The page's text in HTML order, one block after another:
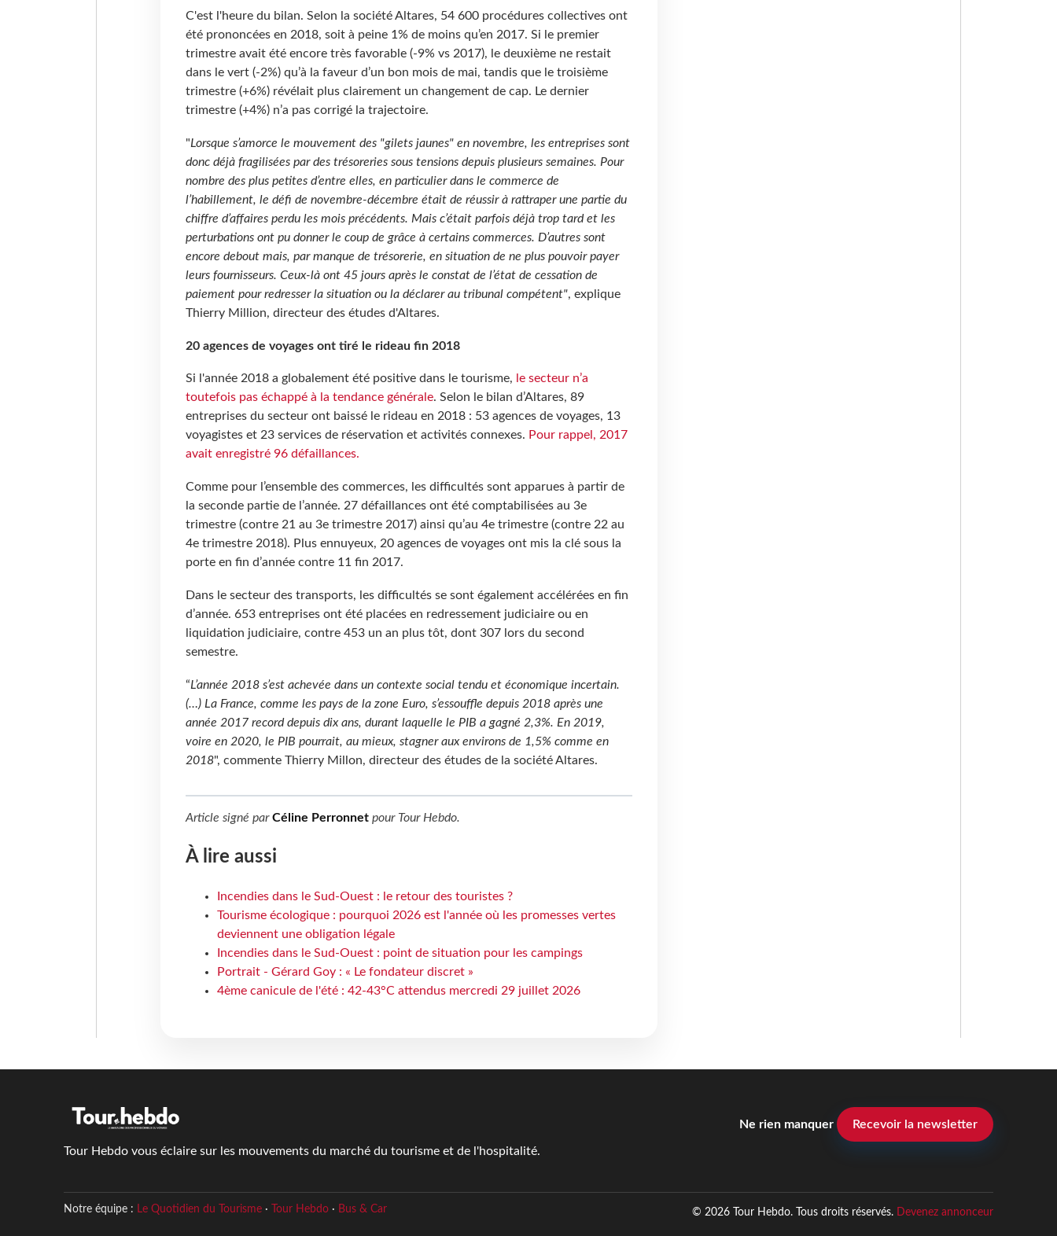
C'est l'heure du bilan. Selon la société Altares, 54 600 procédures collectives ont
été prononcées en 2018, soit à peine 1% de moins qu’en 2017. Si le premier
trimestre avait été encore très favorable (-9% vs 2017), le deuxième ne restait
dans le vert (-2%) qu’à la faveur d’un bon mois de mai, tandis que le troisième
trimestre (+6%) révélait plus clairement un changement de cap. Le dernier
trimestre (+4%) n’a pas corrigé la trajectoire.
"Lorsque s’amorce le mouvement des "gilets jaunes" en novembre, les entreprises sont
donc déjà fragilisées par des trésoreries sous tensions depuis plusieurs semaines. Pour
nombre des plus petites d’entre elles, en particulier dans le commerce de
l’habillement, le défi de novembre-décembre était de réussir à rattraper une partie du
chiffre d’affaires perdu les mois précédents. Mais c’était parfois déjà trop tard et les
perturbations ont pu donner le coup de grâce à certains commerces. D’autres sont
encore debout mais, par manque de trésorerie, en situation de ne plus pouvoir payer
leurs fournisseurs. Ceux-là ont 45 jours après le constat de l’état de cessation de
paiement pour redresser la situation ou la déclarer au tribunal compétent", explique
Thierry Million, directeur des études d'Altares.
20 agences de voyages ont tiré le rideau fin 2018
Si l'année 2018 a globalement été positive dans le tourisme, le secteur n’a
toutefois pas échappé à la tendance générale. Selon le bilan d’Altares, 89
entreprises du secteur ont baissé le rideau en 2018 : 53 agences de voyages, 13
voyagistes et 23 services de réservation et activités connexes. Pour rappel, 2017
avait enregistré 96 défaillances.
Comme pour l’ensemble des commerces, les difficultés sont apparues à partir de
la seconde partie de l’année. 27 défaillances ont été comptabilisées au 3e
trimestre (contre 21 au 3e trimestre 2017) ainsi qu’au 4e trimestre (contre 22 au
4e trimestre 2018). Plus ennuyeux, 20 agences de voyages ont mis la clé sous la
porte en fin d’année contre 11 fin 2017.
Dans le secteur des transports, les difficultés se sont également accélérées en fin
d’année. 653 entreprises ont été placées en redressement judiciaire ou en
liquidation judiciaire, contre 453 un an plus tôt, dont 307 lors du second
semestre.
“L’année 2018 s’est achevée dans un contexte social tendu et économique incertain.
(…) La France, comme les pays de la zone Euro, s’essouffle depuis 2018 après une
année 2017 record depuis dix ans, durant laquelle le PIB a gagné 2,3%. En 2019,
voire en 2020, le PIB pourrait, au mieux, stagner aux environs de 1,5% comme en
2018", commente Thierry Millon, directeur des études de la société Altares.
Article signé parCéline Perronnetpour Tour Hebdo.
À lire aussi
Incendies dans le Sud-Ouest : le retour des touristes ?
Tourisme écologique : pourquoi 2026 est l'année où les promesses vertes
deviennent une obligation légale
Incendies dans le Sud-Ouest : point de situation pour les campings
Portrait - Gérard Goy : « Le fondateur discret »
4ème canicule de l'été : 42-43°C attendus mercredi 29 juillet 2026
Tour Hebdo vous éclaire sur les mouvements du marché du tourisme et de l'hospitalité.
Ne rien manquer Recevoir la newsletter
Notre équipe : Le Quotidien du Tourisme· Tour Hebdo· Bus & Car © 2026 Tour Hebdo. Tous droits réservés. Devenez annonceur